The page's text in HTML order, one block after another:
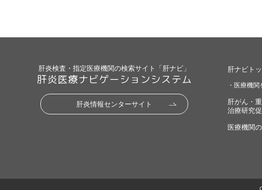
肝炎検査・指定医療機関の検索サイト「肝ナビ」
肝炎医療ナビゲーションシステム
肝炎情報センターサイト
肝ナビト
・医療機関
肝がん・
治療研究
医療機関